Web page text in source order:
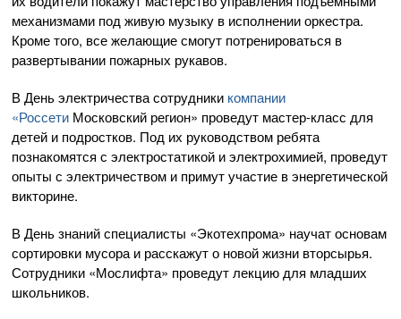
механизмами под живую музыку в исполнении оркестра.
Кроме того, все желающие смогут потренироваться в
развертывании пожарных рукавов.
В День электричества сотрудники компании
«Россети Московский регион» проведут мастер-класс для
детей и подростков. Под их руководством ребята
познакомятся с электростатикой и электрохимией, проведут
опыты с электричеством и примут участие в энергетической
викторине.
В День знаний специалисты «Экотехпрома» научат основам
сортировки мусора и расскажут о новой жизни вторсырья.
Сотрудники «Мослифта» проведут лекцию для младших
школьников.